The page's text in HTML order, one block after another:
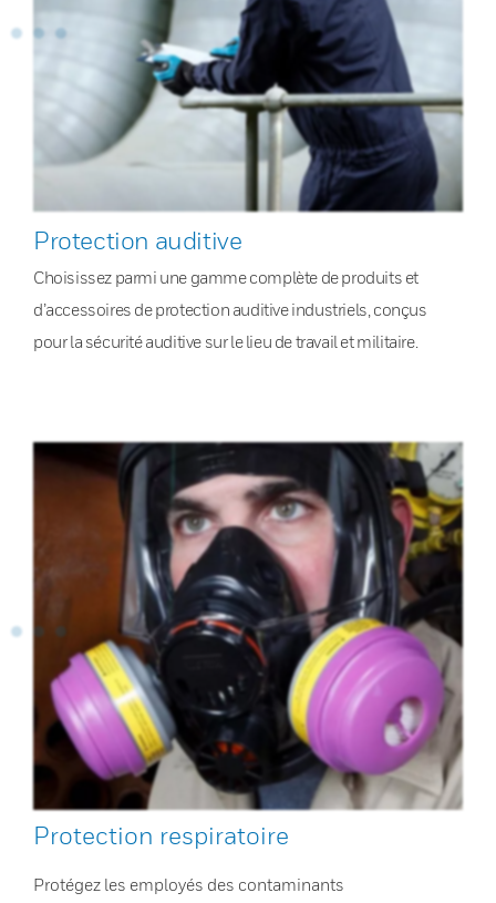
Protection auditive
Choisissez parmi une gamme complète de produits et
d’accessoires de protection auditive industriels, conçus
pour la sécurité auditive sur le lieu de travail et militaire.
Protection respiratoire
Protégez les employés des contaminants